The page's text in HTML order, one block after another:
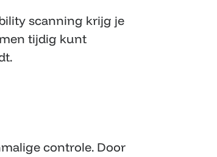
scanning krijg je
tijdig kunt
controle. Door